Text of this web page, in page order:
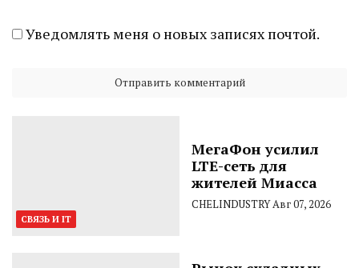
Уведомлять меня о новых записях почтой.
СВЯЗЬ И IT
МегаФон усилил
LTE-сеть для
жителей Миасса
CHELINDUSTRYАвг 07, 2026